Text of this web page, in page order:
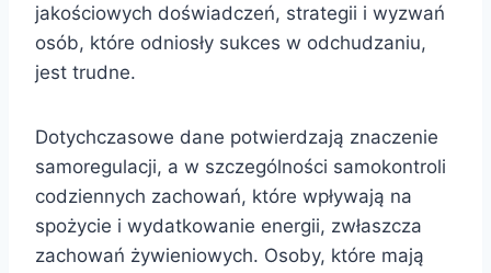
jakościowych doświadczeń, strategii i wyzwań
osób, które odniosły sukces w odchudzaniu,
jest trudne.
Dotychczasowe dane potwierdzają znaczenie
samoregulacji, a w szczególności samokontroli
codziennych zachowań, które wpływają na
spożycie i wydatkowanie energii, zwłaszcza
zachowań żywieniowych. Osoby, które mają